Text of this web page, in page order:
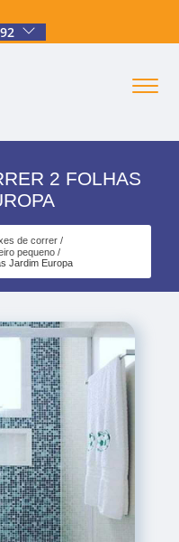
2 FOLHAS
de correr
pequeno
Jardim Europa